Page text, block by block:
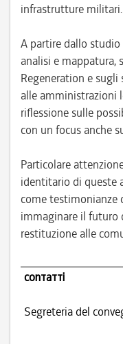
infrastrutture militari.
A partire dallo
analisi e mappatura,
Regeneration e
alle amministrazioni
riflessione sulle
con un focus anche
Particolare
identitario di queste
come testimonianze
immaginare il futuro
restituzione alle
contatti
Segreteria del